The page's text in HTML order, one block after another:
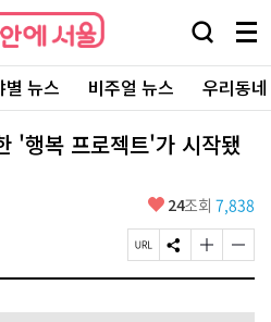
검
창
열
기
메
뉴
전
체
보
별 뉴스 비주얼 뉴스 우리동
'행복 프로젝트'가 시작됐
좋
요
24조회 7,838
페
이
U
S
N
공
글
자
기
글
자
기